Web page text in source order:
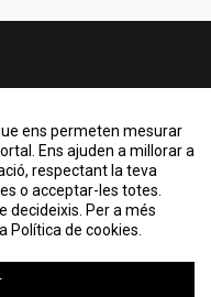
ens permeten mesurar
Ens ajuden a millorar a
respectant la teva
o acceptar-les totes.
decideixis. Per a més
Política de cookies.